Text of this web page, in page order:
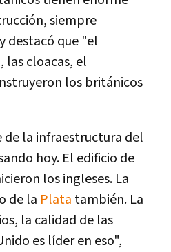
siempre
destacó que "el
cloacas, el
los británicos
la infraestructura del
hoy. El edificio de
los ingleses. La
de la Plata también. La
la calidad de las
es lí­der en eso",